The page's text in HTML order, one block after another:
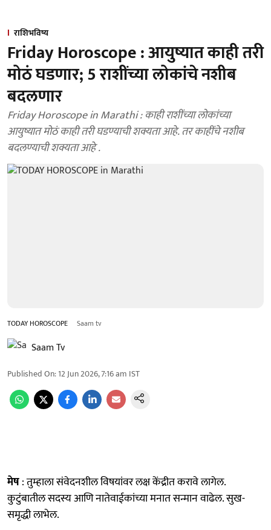
राशिभविष्य
Friday Horoscope : आयुष्यात काही तरी
मोठं घडणार; 5 राशींच्या लोकांचे नशीब
बदलणार
Friday Horoscope in Marathi : काही राशींच्या लोकांच्या
आयुष्यात मोठं काही तरी घडण्याची शक्यता आहे. तर काहींचे नशीब
बदलण्याची शक्यता आहे .
TODAY HOROSCOPE Saam tv
Saam Tv
Published On:12 Jun 2026, 7:16 am IST
मेष: तुम्हाला संवेदनशील विषयांवर लक्ष केंद्रीत करावे लागेल.
कुटुंबातील सदस्य आणि नातेवाईकांच्या मनात सन्मान वाढेल. सुख-
समृद्धी लाभेल.